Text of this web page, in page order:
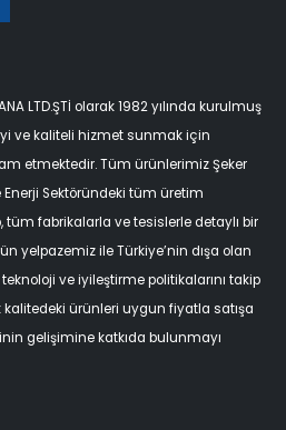
LTD.ŞTİ olarak 1982 yılında kurulmuş
ve kaliteli hizmet sunmak için
etmektedir. Tüm ürünlerimiz Şeker
Enerji Sektöründeki tüm üretim
fabrikalarla ve tesislerle detaylı bir
yelpazemiz ile Türkiye’nin dışa olan
teknoloji ve iyileştirme politikalarını takip
ürünleri uygun fiyatla satışa
gelişimine katkıda bulunmayı